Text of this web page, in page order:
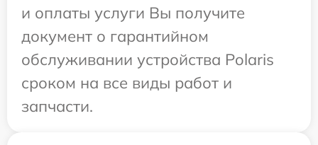
и оплаты услуги Вы получите
документ о гарантийном
обслуживании устройства Polaris
сроком на все виды работ и
запчасти.